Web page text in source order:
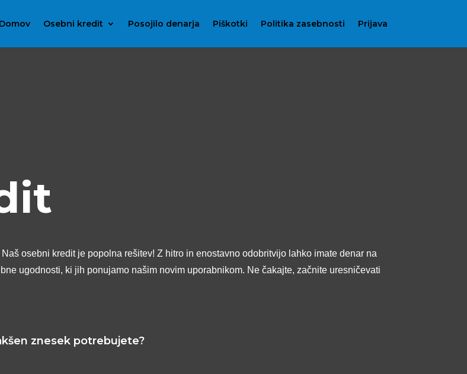
Domov Osebni kredit Posojilo denarja Piškotki Politika zasebnosti Prijava
osebni kredit je popolna rešitev! Z hitro in enostavno odobritvijo lahko imate denar na
ugodnosti, ki jih ponujamo našim novim uporabnikom. Ne čakajte, začnite uresničevati
znesek potrebujete?